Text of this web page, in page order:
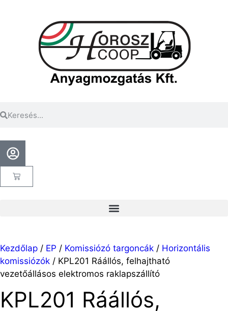
Kezdőlap / EP / Komissiózó targoncák / Horizontális
komissiózók / KPL201 Ráállós, felhajtható
vezetőállásos elektromos raklapszállító
KPL201 Ráállós,